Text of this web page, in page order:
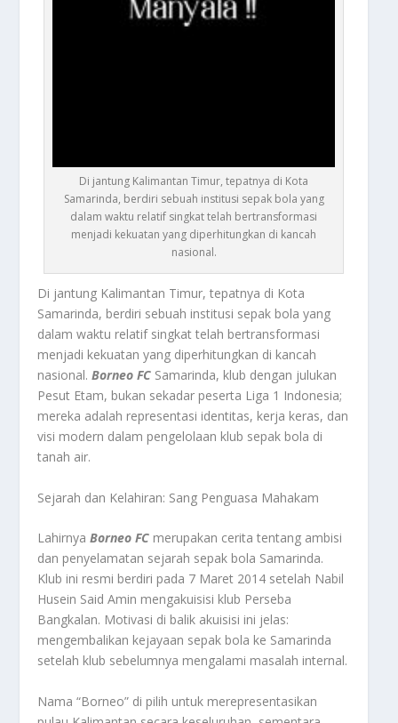
Di jantung Kalimantan Timur, tepatnya di Kota
Samarinda, berdiri sebuah institusi sepak bola yang
dalam waktu relatif singkat telah bertransformasi
menjadi kekuatan yang diperhitungkan di kancah
nasional.
Di jantung Kalimantan Timur, tepatnya di Kota
Samarinda, berdiri sebuah institusi sepak bola yang
dalam waktu relatif singkat telah bertransformasi
menjadi kekuatan yang diperhitungkan di kancah
nasional.Borneo FC Samarinda, klub dengan julukan
Pesut Etam, bukan sekadar peserta Liga 1 Indonesia;
mereka adalah representasi identitas, kerja keras, dan
visi modern dalam pengelolaan klub sepak bola di
tanah air.
Sejarah dan Kelahiran: Sang Penguasa Mahakam
LahirnyaBorneo FC merupakan cerita tentang ambisi
dan penyelamatan sejarah sepak bola Samarinda.
Klub ini resmi berdiri pada 7 Maret 2014 setelah Nabil
Husein Said Amin mengakuisisi klub Perseba
Bangkalan. Motivasi di balik akuisisi ini jelas:
mengembalikan kejayaan sepak bola ke Samarinda
setelah klub sebelumnya mengalami masalah internal.
Nama “Borneo” di pilih untuk merepresentasikan